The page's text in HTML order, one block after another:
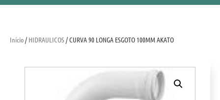
Início/ HIDRAULICOS/ CURVA 90 LONGA ESGOTO 100MM AKATO